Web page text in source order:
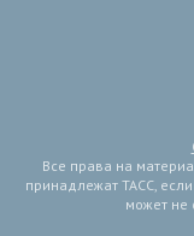
Все права на
принадлежат ТАСС,
может не